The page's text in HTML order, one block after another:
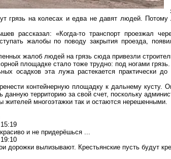
грязь на колесах и едва не давят людей.
рассказал: «Когда-то транспорт проезжал
жалобы по поводу закрытия проезда,
жалоб людей на грязь сюда привезли
площадке стало тоже трудно: под ногами грязь.
осадков эта лужа растекается практически
контейнерную площадку к дальнему кусту.
данную территорию за свой счет, поскольку
жителеймногоэтажки так и остаются нерешенными.
красиво и не придерёшься ...
дорожки вылизывают. Крестьянские пусть будут